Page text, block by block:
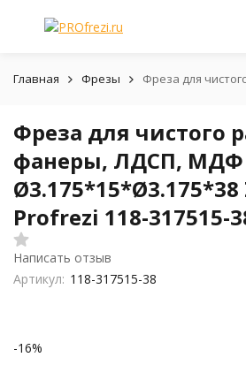
Главная Фрезы Фреза для
Фреза для чистого
фанеры, ЛДСП, МДФ
Ø3.175*15*Ø3.175*38
Profrezi 118-317515-
Написать отзыв
Артикул: 118-317515-38
-16%